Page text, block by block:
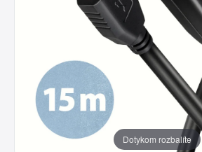
Dotykom rozbalíte